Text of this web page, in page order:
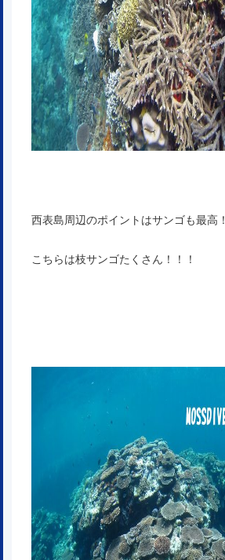
西表島周辺のポイントはサンゴも最高！
こちらは枝サンゴたくさん！！！